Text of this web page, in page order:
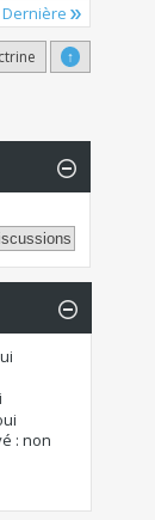
Dernière
↑
: non